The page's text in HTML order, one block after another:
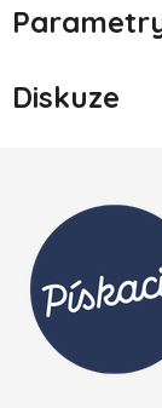
Diskuze